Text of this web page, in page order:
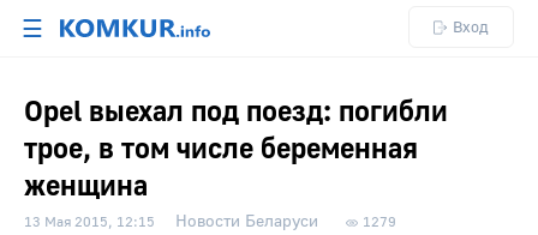
☰ Вход
Opel выехал под поезд: погибли
трое, в том числе беременная
женщина
13 Мая 2015, 12:15 Новости Беларуси 1279